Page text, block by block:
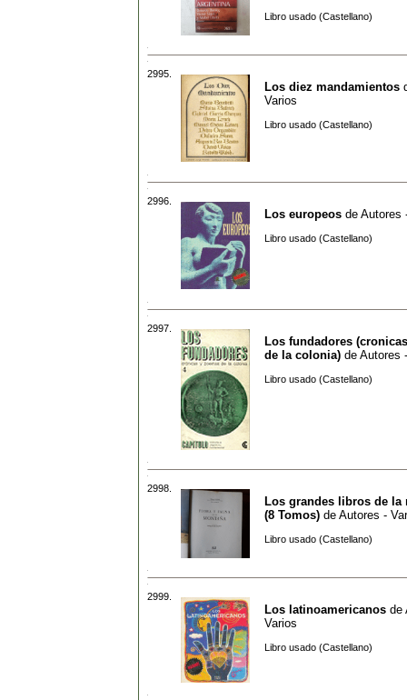
Libro usado (Castellano)
2995.
Los diez mandamientos
Varios
Libro usado (Castellano)
2996.
Los europeos de Autores
Libro usado (Castellano)
2997.
Los fundadores
de la colonia) de Autores
Libro usado (Castellano)
2998.
Los grandes libros de la
(8 Tomos) de Autores -
Libro usado (Castellano)
2999.
Los latinoamericanos de
Varios
Libro usado (Castellano)